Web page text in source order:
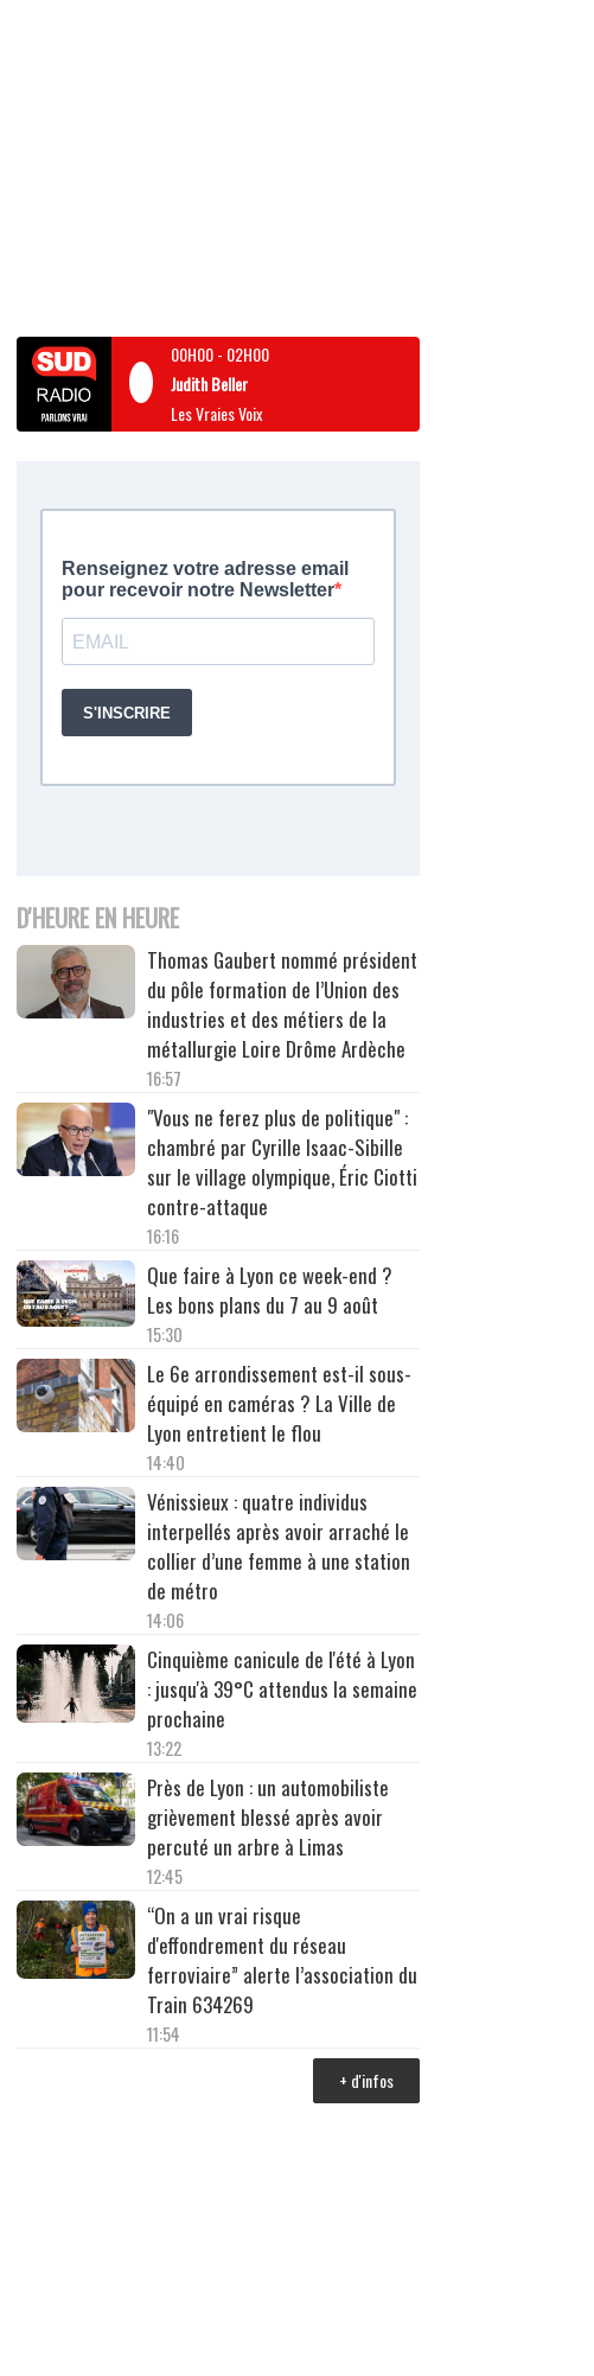
00H00- 02H00
Judith Beller
Les Vraies Voix
D'HEURE EN HEURE
Thomas Gaubert nommé président
du pôle formation de l’Union des
industries et des métiers de la
métallurgie Loire Drôme Ardèche
16:57
"Vous ne ferez plus de politique" :
chambré par Cyrille Isaac-Sibille
sur le village olympique, Éric Ciotti
contre-attaque
16:16
Que faire à Lyon ce week-end ?
Les bons plans du 7 au 9 août
15:30
Le 6e arrondissement est-il sous-
équipé en caméras ? La Ville de
Lyon entretient le flou
14:40
Vénissieux : quatre individus
interpellés après avoir arraché le
collier d’une femme à une station
de métro
14:06
Cinquième canicule de l'été à Lyon
: jusqu'à 39°C attendus la semaine
prochaine
13:22
Près de Lyon : un automobiliste
grièvement blessé après avoir
percuté un arbre à Limas
12:45
“On a un vrai risque
d'effondrement du réseau
ferroviaire” alerte l’association du
Train 634269
11:54
+ d'infos